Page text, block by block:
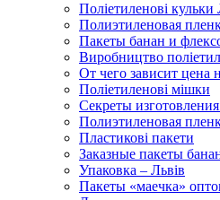
Поліетиленові кульки
Полиэтиленовая
Пакеты банан и
Виробництво
От чего зависит цена
Поліетиленові мішки
Секреты
Полиэтиленовая
Пластикові пакети
Заказные пакеты
Упаковка – Львів
Пакеты «маечка»